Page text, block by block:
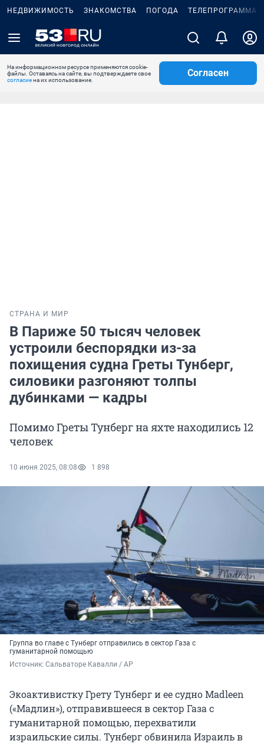
НЕДВИЖИМОСТЬ ЗНАКОМСТВА ПОГОДА ТЕЛЕПРОГРАММА
На информационном ресурсе применяются cookie-
файлы. Оставаясь на сайте, вы подтверждаете свое
согласиена их использование.
Согласен
СТРАНА И МИР
В Париже 50 тысяч человек
устроили беспорядки из-за
похищения судна Греты Тунберг,
силовики разгоняют толпы
дубинками — кадры
Помимо Греты Тунберг на яхте находились 12
человек
10 июня 2025, 08:08 1 898
Группа во главе с Тунберг отправились в сектор Газа с
гуманитарной помощью
Источник: Сальваторе Кавалли / AP
Экоактивистку Грету Тунберг и ее судно Madleen
(«Мадлин»), отправившееся в сектор Газа с
гуманитарной помощью, перехватили
израильские силы. Тунберг обвинила Израиль в